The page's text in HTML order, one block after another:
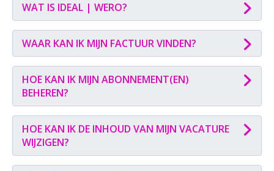
WAT IS IDEAL | WERO?
WAAR KAN IK MIJN FACTUUR VINDEN?
HOE KAN IK MIJN ABONNEMENT(EN)
BEHEREN?
HOE KAN IK DE INHOUD VAN MIJN VACATURE
WIJZIGEN?